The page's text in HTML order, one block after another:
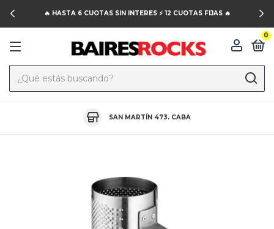
🔥 HASTA 6 CUOTAS SIN INTERES ⚡️ 12 CUOTAS FIJAS 🔥
0
SAN MARTÍN 473. CABA